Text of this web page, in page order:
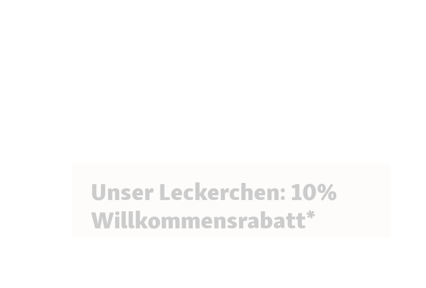
Unser Leckerchen: 10%
Willkommensrabatt*